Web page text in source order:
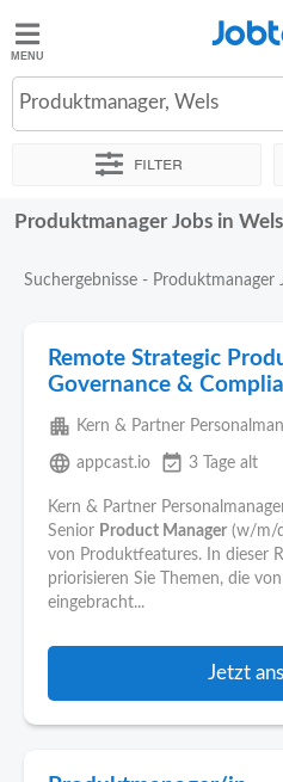
Jobted
Jobs
Produktmanager, Wels
Filter
Sortieren nach Genauer Standort
Produktmanager Jobs in Wels
Suchergebnisse - Produktmanager
Remote Strategic
Governance &
apartment Kern & Partner
language appcast.io event_available 3 Tage alt
Kern & Partner
Senior Product Manager (w/m/
von Produktfeatures. In dieser
priorisieren Sie Themen, die
eingebracht...
Jetzt